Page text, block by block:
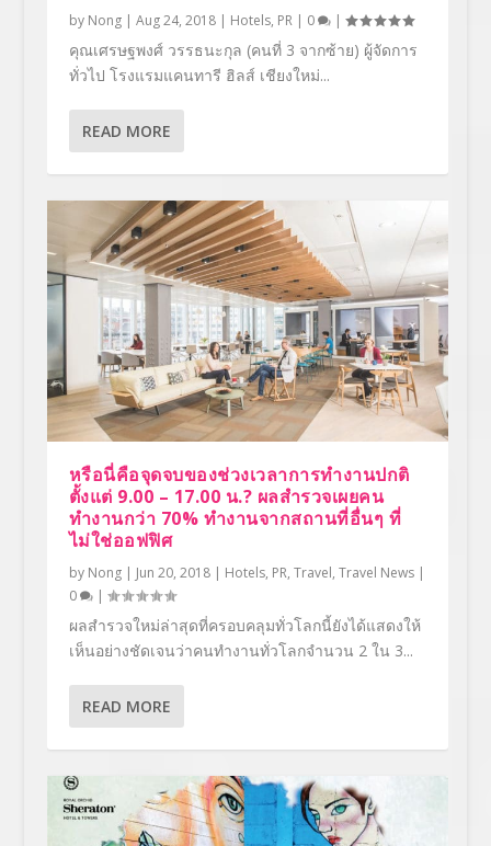
by Nong| Aug 24, 2018| Hotels, PR| 0 |
คุณเศรษฐพงศ์ วรรธนะกุล (คนที่ 3 จากซ้าย) ผู้จัดการ
ทั่วไป โรงแรมแคนทารี ฮิลส์ เชียงใหม่...
READ MORE
หรือนี่คือจุดจบของช่วงเวลาการทำงานปกติ
ตั้งแต่ 9.00 – 17.00 น.? ผลสำรวจเผยคน
ทำงานกว่า 70% ทำงานจากสถานที่อื่นๆ ที่
ไม่ใช่ออฟฟิศ
by Nong| Jun 20, 2018| Hotels, PR, Travel, Travel News|
0
|
ผลสำรวจใหม่ล่าสุดที่ครอบคลุมทั่วโลกนี้ยังได้แสดงให้
เห็นอย่างชัดเจนว่าคนทำงานทั่วโลกจำนวน 2 ใน 3...
READ MORE